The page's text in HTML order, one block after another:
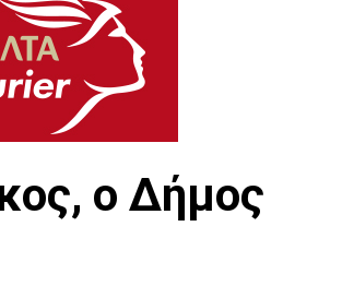
ο Δήμος